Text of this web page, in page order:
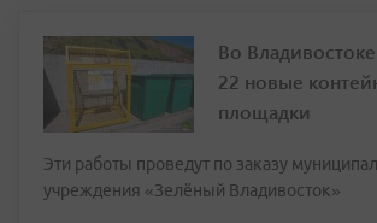
Во
22 новые
площадки
Эти работы проведут по заказу
учреждения «Зелёный Владивосток»